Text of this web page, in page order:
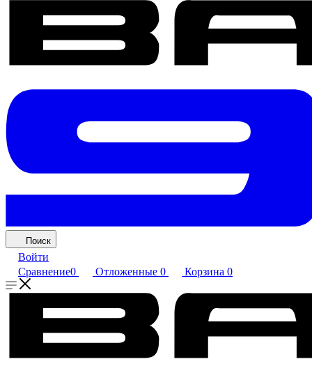
Поиск
Войти
Сравнение0 Отложенные 0 Корзина 0